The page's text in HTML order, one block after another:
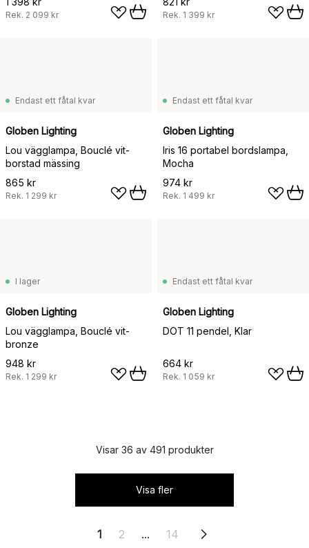
Rek. 2 099 kr Rek. 1 399 kr
Endast ett fåtal kvar
Globen Lighting
Lou vägglampa, Bouclé vit-
borstad mässing
865 kr
Rek. 1 299 kr
Endast ett fåtal kvar
Globen Lighting
Iris 16 portabel bordslampa,
Mocha
974 kr
Rek. 1 499 kr
I lager
Globen Lighting
Lou vägglampa, Bouclé vit-
bronze
948 kr
Rek. 1 299 kr
Endast ett fåtal kvar
Globen Lighting
DOT 11 pendel, Klar
664 kr
Rek. 1 059 kr
Visar 36 av 491 produkter
Visa fler
1 2 ... 14